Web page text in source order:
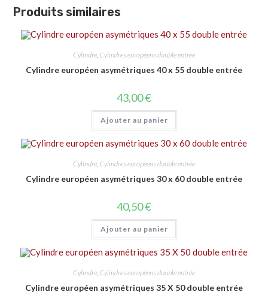
Produits similaires
Cylindre, Cylindres européens double entrée
Cylindre européen asymétriques 40 x 55 double entrée
43,00€
Ajouter au panier
Cylindre, Cylindres européens double entrée
Cylindre européen asymétriques 30 x 60 double entrée
40,50€
Ajouter au panier
Cylindre Cylindres européens double entrée
Cylindre européen asymétriques 35 X 50 double entrée